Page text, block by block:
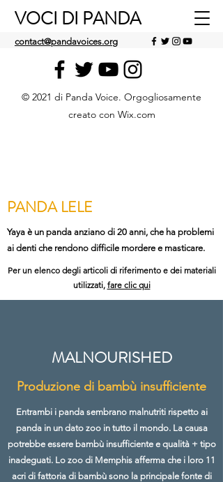
VOCI DI PANDA
contact@pandavoices.org
© 2021 di Panda Voice. Orgogliosamente
creato con Wix.com
PANDA LELE
Yaya è un panda anziano di 20 anni, che ha problemi
ai denti che rendono difficile mordere e masticare.
Per un elenco degli articoli di riferimento e dei materiali
utilizzati, fare clic qui
MALNOURISHED
Produzione di bambù insufficiente
Entrambi i panda sembrano malnutriti rispetto ai
panda in un dato zoo in tutto il mondo. La causa
potrebbe essere bambù insufficiente e qualità + tipo
inadeguati. Lo zoo di Memphis afferma che i loro 11
acri di fattoria di bambù sono la principale fonte di